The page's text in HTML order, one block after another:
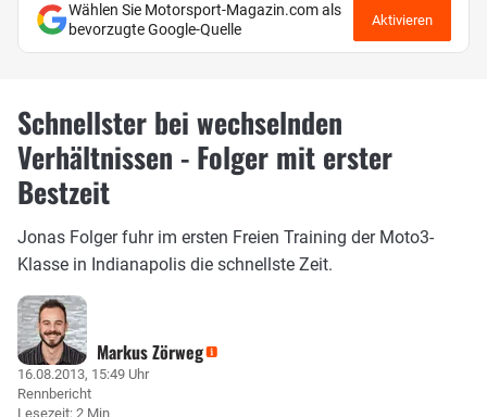
Wählen Sie Motorsport-Magazin.com als
bevorzugte Google-Quelle
Aktivieren
Schnellster bei wechselnden
Verhältnissen - Folger mit erster
Bestzeit
Jonas Folger fuhr im ersten Freien Training der Moto3-
Klasse in Indianapolis die schnellste Zeit.
Markus Zörweg
16.08.2013, 15:49 Uhr
Rennbericht
Lesezeit: 2 Min